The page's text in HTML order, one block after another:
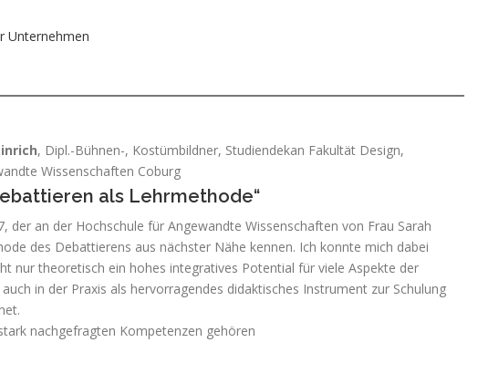
Unternehmen
, Dipl.-Bühnen-, Kostümbildner, Studiendekan Fakultät Design,
Wissenschaften Coburg
als Lehrmethode“
der an der Hochschule für Angewandte Wissenschaften von Frau Sarah
des Debattierens aus nächster Nähe kennen. Ich konnte mich dabei
nur theoretisch ein hohes integratives Potential für viele Aspekte der
in der Praxis als hervorragendes didaktisches Instrument zur Schulung
nachgefragten Kompetenzen gehören